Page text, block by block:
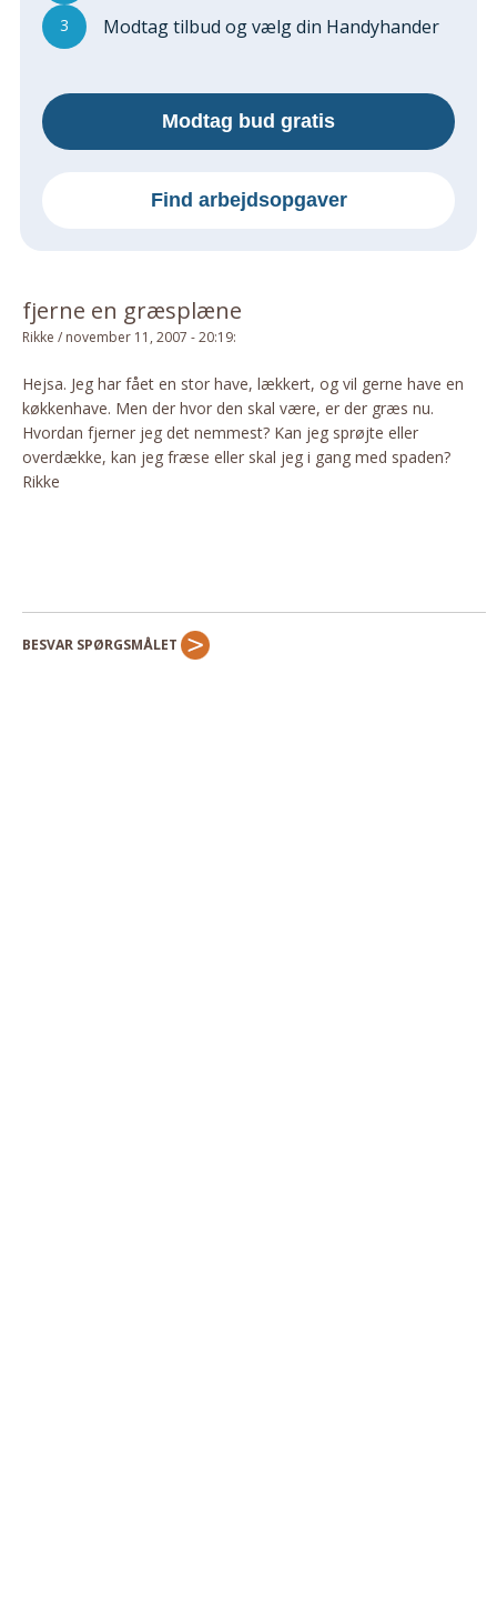
Kan Det Males?
MURER
Reparationer
Om Materialer
HANDYMAN
Tips Og Tricks
Kemi
Andet
Båd
GARTNER
3 Modtag tilbud og vælg din Handyhander
Modtag bud gratis
Find arbejdsopgaver
fjerne en græsplæne
Rikke / november 11, 2007 - 20:19:
Hejsa. Jeg har fået en stor have, lækkert, og vil gerne have en
køkkenhave. Men der hvor den skal være, er der græs nu.
Hvordan fjerner jeg det nemmest? Kan jeg sprøjte eller
overdække, kan jeg fræse eller skal jeg i gang med spaden?
Rikke
BESVAR SPØRGSMÅLET